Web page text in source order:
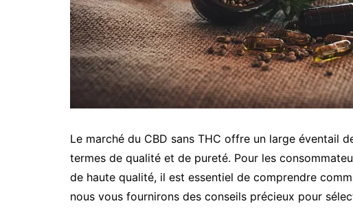
Le marché du CBD sans THC offre un large éventail
termes de qualité et de pureté. Pour les
de haute qualité, il est essentiel de comprendre
nous vous fournirons des conseils précieux pour